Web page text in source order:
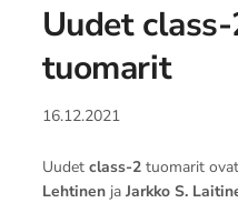
Uudet
tuomarit
16.12.2021
Uudet class-2tuomarit ovat
Lehtinenja Jarkko S.